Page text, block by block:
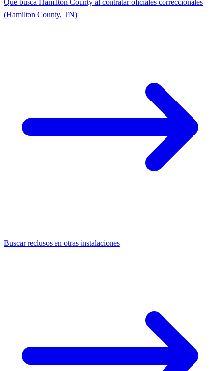
Qué busca Hamilton County al contratar oficiales correccionales
(Hamilton County, TN)
Buscar reclusos en otras instalaciones